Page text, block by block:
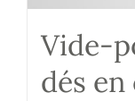
Vide-
dés